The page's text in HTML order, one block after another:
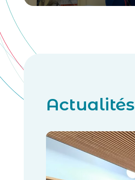
Actualités